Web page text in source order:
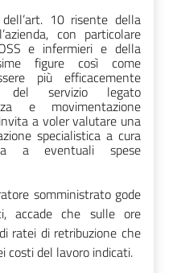
dell’art. 10 risente della
con particolare
e infermieri e della
figure così come
più efficacemente
del servizio legato
e movimentazione
a voler valutare una
specialistica a cura
a eventuali spese
somministrato gode
accade che sulle ore
ratei di retribuzione che
costi del lavoro indicati.